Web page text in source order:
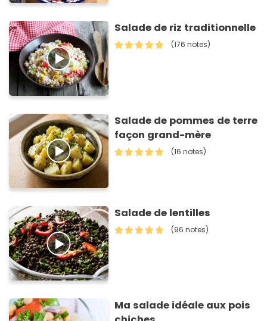
Salade de riz traditionnelle
(176 notes)
Salade de pommes de terre
façon grand-mère
(16 notes)
Salade de lentilles
(96 notes)
Ma salade idéale aux pois